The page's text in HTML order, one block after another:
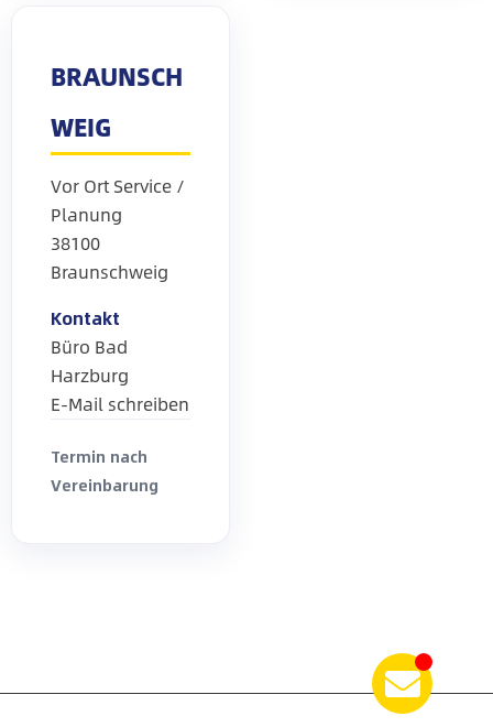
BRAUNSCH
WEIG
Vor Ort Service /
Planung
38100
Braunschweig
Kontakt
Büro Bad
Harzburg
E-Mail schreiben
Termin nach
Vereinbarung